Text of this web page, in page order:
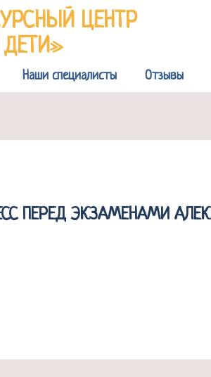
ЦЕНТР
Наши специалисты Отзывы
ПЕРЕД ЭКЗАМЕНАМИ